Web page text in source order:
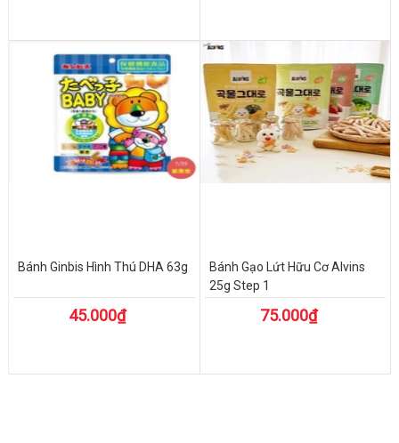
Bánh Ginbis Hình Thú DHA 63g
45.000₫
Bánh Gạo Lứt Hữu Cơ Alvins
25g Step 1
75.000₫